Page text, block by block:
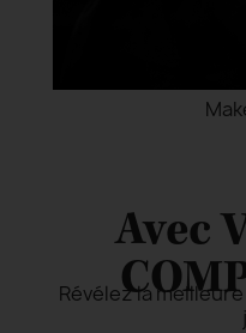
Avec
Révélez la